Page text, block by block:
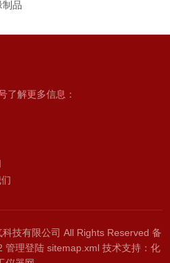
制品
了解更多信息：
技有限公司 All Rights Reserved 备
管理登陆 sitemap.xml 技术支持： 化